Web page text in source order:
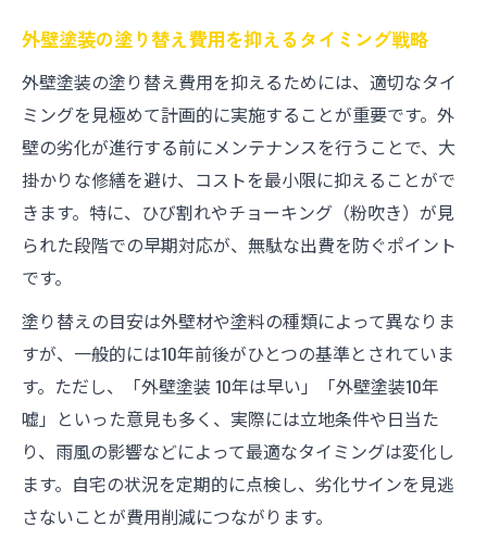
外壁塗装の塗り替え費用を抑えるタイミング戦略
外壁塗装の塗り替え費用を抑えるためには、適切なタイ
ミングを見極めて計画的に実施することが重要です。外
壁の劣化が進行する前にメンテナンスを行うことで、大
掛かりな修繕を避け、コストを最小限に抑えることがで
きます。特に、ひび割れやチョーキング（粉吹き）が見
られた段階での早期対応が、無駄な出費を防ぐポイント
です。
塗り替えの目安は外壁材や塗料の種類によって異なりま
すが、一般的には10年前後がひとつの基準とされていま
す。ただし、「外壁塗装 10年は早い」「外壁塗装10年
嘘」といった意見も多く、実際には立地条件や日当た
り、雨風の影響などによって最適なタイミングは変化し
ます。自宅の状況を定期的に点検し、劣化サインを見逃
さないことが費用削減につながります。